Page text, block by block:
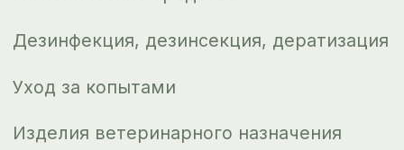
Контакты
Новости